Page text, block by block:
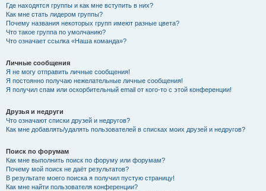
Где находятся группы и как мне вступить в них?
Как мне стать лидером группы?
Почему названия некоторых групп имеют разные цвета?
Что такое группа по умолчанию?
Что означает ссылка «Наша команда»?
Личные сообщения
Я не могу отправить личные сообщения!
Я постоянно получаю нежелательные личные сообщения!
Я получил спам или оскорбительный email от кого-то с этой конференции!
Друзья и недруги
Что означают списки друзей и недругов?
Как мне добавлять/удалять пользователей в списках моих друзей и недругов?
Поиск по форумам
Как мне выполнить поиск по форуму или форумам?
Почему мой поиск не даёт результатов?
В результате моего поиска я получил пустую страницу!
Как мне найти пользователя конференции?